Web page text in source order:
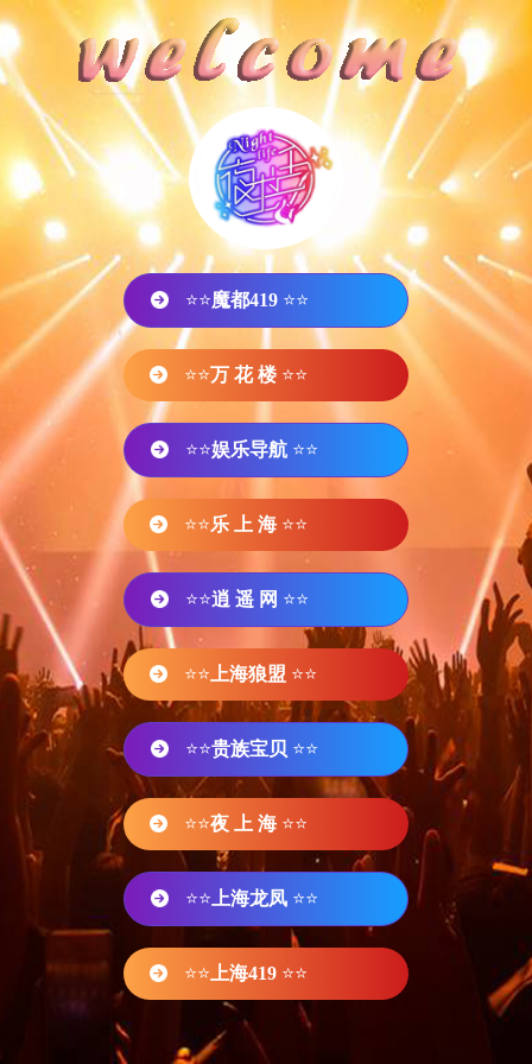
⭐⭐魔都419 ⭐⭐
⭐⭐万 花 楼 ⭐⭐
⭐⭐娱乐导航 ⭐⭐
⭐⭐乐 上 海 ⭐⭐
⭐⭐逍 遥 网 ⭐⭐
⭐⭐ 上海狼盟 ⭐⭐
⭐⭐贵族宝贝 ⭐⭐
⭐⭐夜 上 海 ⭐⭐
⭐⭐ 上海龙凤 ⭐⭐
⭐⭐ 上海419 ⭐⭐